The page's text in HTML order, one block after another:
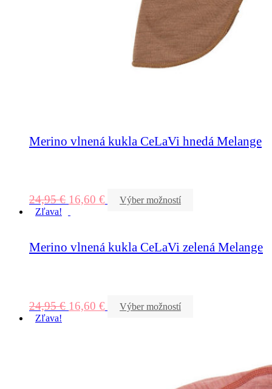
Merino vlnená kukla CeLaVi hnedá Melange
24,95€ 16,60 €
Výber možností
Zľava!
Merino vlnená kukla CeLaVi zelená Melange
24,95€ 16,60 €
Výber možností
Zľava!